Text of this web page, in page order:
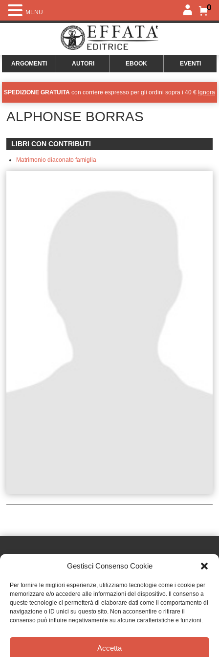
Gestisci Consenso Cookie
Per fornire le migliori esperienze, utilizziamo tecnologie come i cookie per
memorizzare e/o accedere alle informazioni del dispositivo. Il consenso a
queste tecnologie ci permetterà di elaborare dati come il comportamento di
navigazione o ID unici su questo sito. Non acconsentire o ritirare il
consenso può influire negativamente su alcune caratteristiche e funzioni.
Accetta
0
ARGOMENTI AUTORI EBOOK EVENTI
SPEDIZIONE GRATUITA con corriere espresso per gli ordini sopra i 40 € Ignora
ALPHONSE BORRAS
LIBRI CON CONTRIBUTI
Matrimonio diaconato famiglia
Effatà Editrice di Pellegrino Paolo SAS
C.F. e P.IVA 09655250018
Via Tre Denti, 1 - 10060 Cantalupa (TO)
Telefono: (+39) 0121 353452 - Fax: (+39) 0121 353839
MENU